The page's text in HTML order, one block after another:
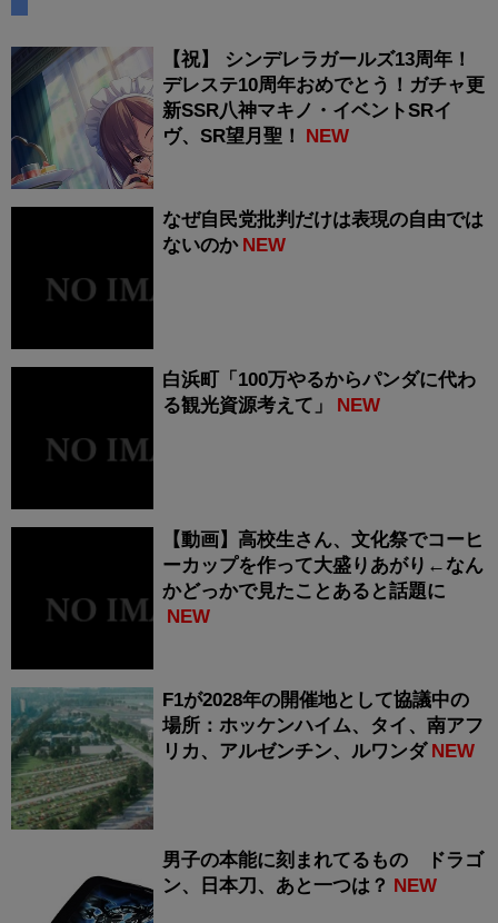
【祝】 シンデレラガールズ13周年！
デレステ10周年おめでとう！ガチャ更
新SSR八神マキノ・イベントSRイ
ヴ、SR望月聖！
NEW
なぜ自民党批判だけは表現の自由では
ないのか NEW
白浜町「100万やるからパンダに代わ
る観光資源考えて」
NEW
【動画】高校生さん、文化祭でコーヒ
ーカップを作って大盛りあがり←なん
かどっかで見たことあると話題に
NEW
F1が2028年の開催地として協議中の
場所：ホッケンハイム、タイ、南アフ
リカ、アルゼンチン、ルワンダ NEW
男子の本能に刻まれてるもの ドラゴ
ン、日本刀、あと一つは？ NEW